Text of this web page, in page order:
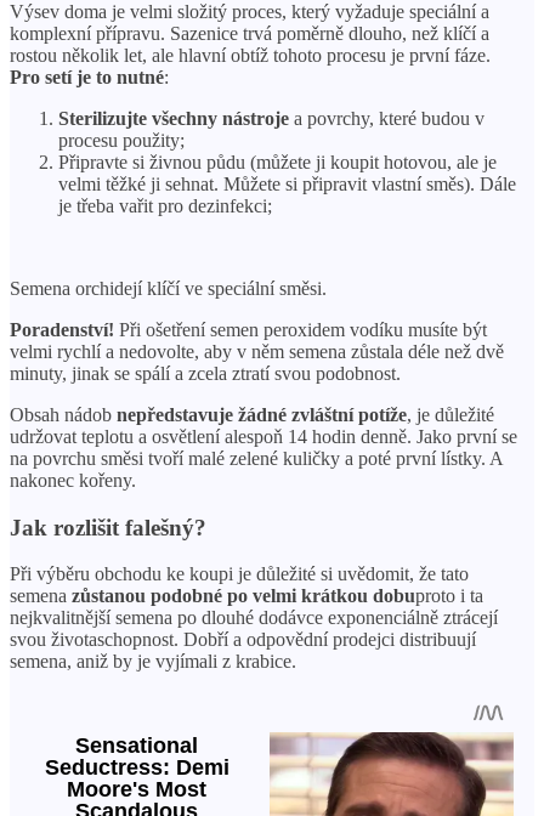
Výsev doma je velmi složitý proces, který vyžaduje speciální a
komplexní přípravu. Sazenice trvá poměrně dlouho, než klíčí a
rostou několik let, ale hlavní obtíž tohoto procesu je první fáze.
Pro setí je to nutné:
Sterilizujte všechny nástroje a povrchy, které budou v
procesu použity;
Připravte si živnou půdu (můžete ji koupit hotovou, ale je
velmi těžké ji sehnat. Můžete si připravit vlastní směs). Dále
je třeba vařit pro dezinfekci;
Semena orchidejí klíčí ve speciální směsi.
Poradenství! Při ošetření semen peroxidem vodíku musíte být
velmi rychlí a nedovolte, aby v něm semena zůstala déle než dvě
minuty, jinak se spálí a zcela ztratí svou podobnost.
Obsah nádob nepředstavuje žádné zvláštní potíže, je důležité
udržovat teplotu a osvětlení alespoň 14 hodin denně. Jako první se
na povrchu směsi tvoří malé zelené kuličky a poté první lístky. A
nakonec kořeny.
Jak rozlišit falešný?
Při výběru obchodu ke koupi je důležité si uvědomit, že tato
semena zůstanou podobné po velmi krátkou dobuproto i ta
nejkvalitnější semena po dlouhé dodávce exponenciálně ztrácejí
svou životaschopnost. Dobří a odpovědní prodejci distribuují
semena, aniž by je vyjímali z krabice.